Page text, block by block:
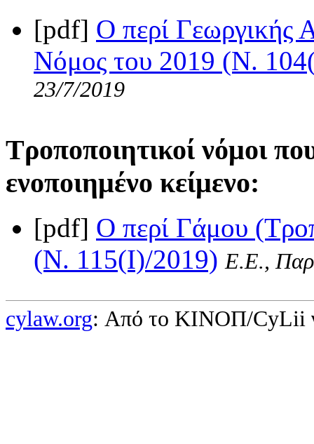
[pdf] Ο περί Γεωργικής
Νόμος του 2019 (Ν.
23/7/2019
Τροποποιητικοί νόμοι
ενοποιημένο κείμενο:
[pdf] Ο περί Γάμου
(Ν. 115(I)/2019) Ε.Ε.,
cylaw.org: Από το ΚΙΝOΠ/CyLii